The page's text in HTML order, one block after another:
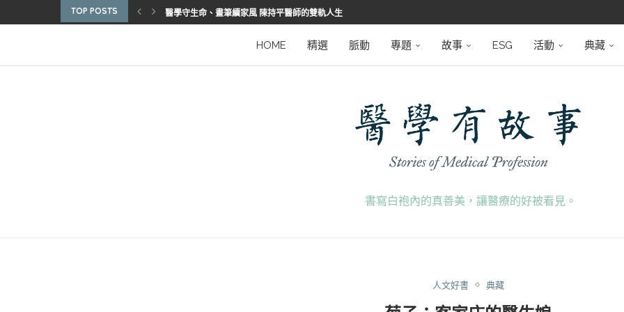
TOP POSTS 醫學守生命、畫筆續家風 陳持平醫師的雙軌人生
2025優秀護理人員表揚 看見疫後醫護堅韌
從臨床到國際舞台 江秉穎醫師的睡眠醫學之路
陳曾基院長：從紅榜少年到偏鄉醫院守望者
臺灣腦健康協會學術研討會 腦疾權威重磅登場
HOME 精選 脈動 專題 故事 ESG 活動 典藏
書寫白袍內的真善美，讓醫療的好被看見。
人文好書 典藏